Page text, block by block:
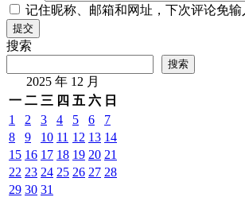
记住昵称、邮箱和网址，下次评论免输
提交
搜索
搜索
2025 年 12 月
一 二 三 四 五 六 日
1
2 3 4 5 6
7
8
9 10 11 12 13 14
15 16 17 18 19 20 21
22 23 24 25 26 27 28
29 30 31